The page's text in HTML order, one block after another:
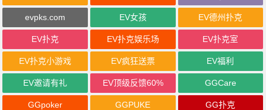
evpks.com EV女孩 EV德州扑克
EV扑克 EV扑克娱乐场 EV扑克室
EV扑克小游戏 EV疯狂送票 EV福利
EV邀请有礼 EV顶级反馈60% GGCare
GGpoker GGPUKE GG扑克